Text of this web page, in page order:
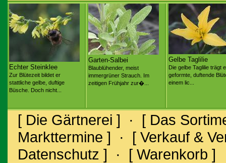
Echter Steinklee
Zur Blütezeit bildet er
stattliche gelbe, duftige
Büsche. Doch nicht...
Garten-Salbei
Blaublühender, meist
immergrüner Strauch. Im
zeitigen Frühjahr zur�...
Gelbe Taglilie
Die gelbe Taglilie trägt
geformte, duftende
einem lic...
[ Die Gärtnerei ] · [ Das
Markttermine ] · [ Verkauf &
Datenschutz ] · [ Warenkorb ]